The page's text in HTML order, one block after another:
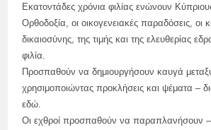
Εκατοντάδες χρόνια φιλίας ενώνουν
Ορθοδοξία, οι οικογενειακές παραδόσεις, οι
δικαιοσύνης, της τιμής και της ελευθερίας
φιλία.
Προσπαθούν να δημιουργήσουν καυγά
χρησιμοποιώντας προκλήσεις και ψέματα –
εδώ.
Οι εχθροί προσπαθούν να παραπλανήσουν